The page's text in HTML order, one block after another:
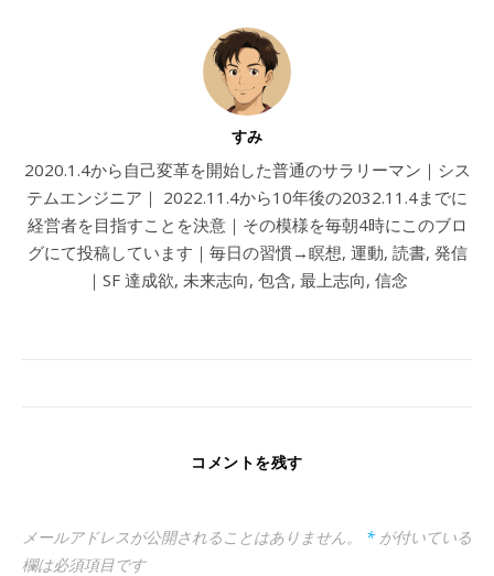
すみ
2020.1.4から自己変革を開始した普通のサラリーマン｜シス
テムエンジニア｜ 2022.11.4から10年後の2032.11.4までに
経営者を目指すことを決意｜その模様を毎朝4時にこのブロ
グにて投稿しています｜毎日の習慣→瞑想, 運動, 読書, 発信
｜SF 達成欲, 未来志向, 包含, 最上志向, 信念
コメントを残す
メールアドレスが公開されることはありません。 * が付いている
欄は必須項目です